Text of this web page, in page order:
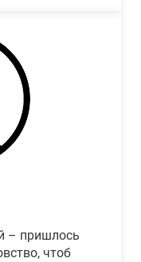
– пришлось
чтоб